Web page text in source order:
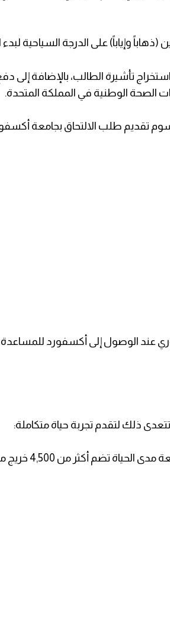
وإياباً) على الدرجة السياحية لبدء
تأشيرة الطالب، بالإضافة إلى
تقديم طلب الالتحاق بجامعة
عند الوصول إلى أكسفورد للمساعدة
ذلك لتقدم تجربة حياة متكاملة: